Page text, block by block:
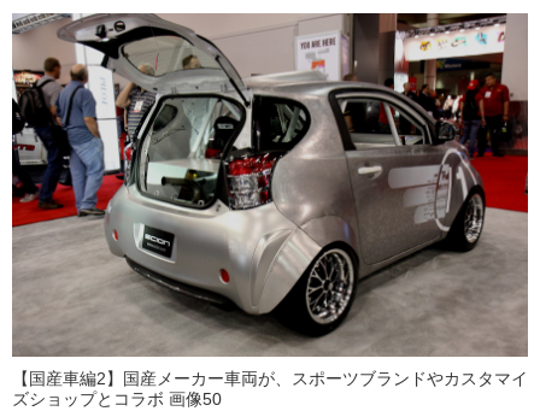
【国産車編2】国産メーカー車両が、スポーツブランドやカスタマイ
ズショップとコラボ 画像50